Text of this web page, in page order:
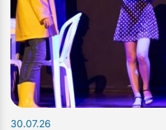
30.07.26